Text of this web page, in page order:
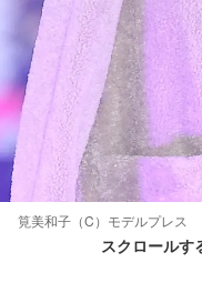
筧美和子（C）モデルプレス
スクロールす